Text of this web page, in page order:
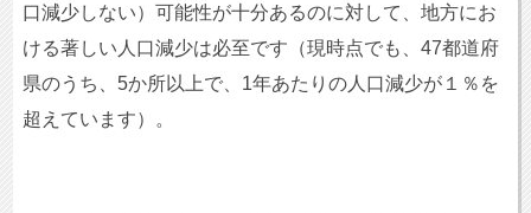
口減少しない）可能性が十分あるのに対して、地方にお
ける著しい人口減少は必至です（現時点でも、 47都道府
県のうち、 5か所以上で、 1年あたりの人口減少が１％を
超えています）。